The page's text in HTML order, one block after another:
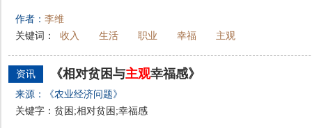
作者： 李维
关键词：
收入 生活 职业 幸福 主观
资讯 《相对贫困与主观幸福感》
来源：《农业经济问题》
关键字：贫困;相对贫困;幸福感